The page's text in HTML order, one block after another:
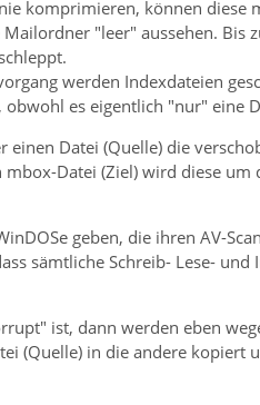
komprimieren, können
"leer" aussehen.
werden Indexdateien
es eigentlich "nur" eine
einen Datei (Quelle) die
Datei (Ziel) wird diese
geben, die ihren AV-
sämtliche Schreib- Lese-
ist, dann werden eben
(Quelle) in die andere